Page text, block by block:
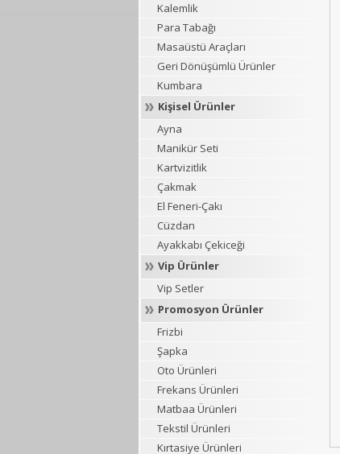
Kalemlik
Para Tabağı
Masaüstü Araçları
Geri Dönüşümlü Ürünler
Kumbara
Kişisel Ürünler
Ayna
Manikür Seti
Kartvizitlik
Çakmak
El Feneri-Çakı
Cüzdan
Ayakkabı Çekiceği
Vip Ürünler
Vip Setler
Promosyon Ürünler
Frizbi
Şapka
Oto Ürünleri
Frekans Ürünleri
Matbaa Ürünleri
Tekstil Ürünleri
Kırtasiye Ürünleri